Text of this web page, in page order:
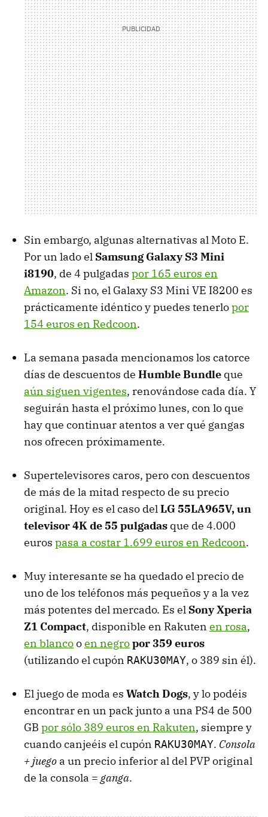
Sin embargo, algunas alternativas al Moto E.
Por un lado el Samsung Galaxy S3 Mini
i8190, de 4 pulgadas por 165 euros en
Amazon. Si no, el Galaxy S3 Mini VE I8200 es
prácticamente idéntico y puedes tenerlopor
154 euros en Redcoon.
La semana pasada mencionamos los catorce
días de descuentos de Humble Bundle que
aún siguen vigentes, renovándose cada día. Y
seguirán hasta el próximo lunes, con lo que
hay que continuar atentos a ver qué gangas
nos ofrecen próximamente.
Supertelevisores caros, pero con descuentos
de más de la mitad respecto de su precio
original. Hoy es el caso delLG 55LA965V, un
televisor 4K de 55 pulgadas que de 4.000
euros pasa a costar 1.699 euros en Redcoon.
Muy interesante se ha quedado el precio de
uno de los teléfonos más pequeños y a la vez
más potentes del mercado. Es el Sony Xperia
Z1 Compact, disponible en Rakuten en rosa,
en blancooen negropor 359 euros
(utilizando el cupón RAKU30MAY, o 389 sin él).
El juego de moda es Watch Dogs, y lo podéis
encontrar en un pack junto a una PS4 de 500
GB por sólo 389 euros en Rakuten, siempre y
cuando canjeéis el cupón RAKU30MAY. Consola
+ juego a un precio inferior al del PVP original
de la consola = ganga.